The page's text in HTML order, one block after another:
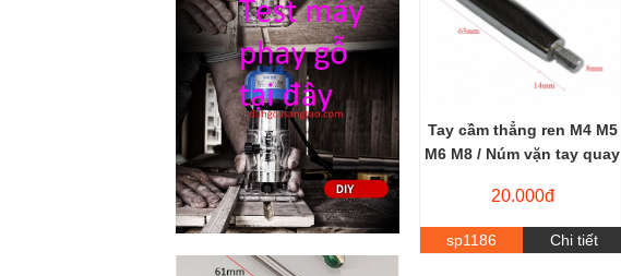
Tay cầm thẳng ren M4 M5
M6 M8 / Núm vặn tay quay
20.000đ
sp1186 Chi tiết